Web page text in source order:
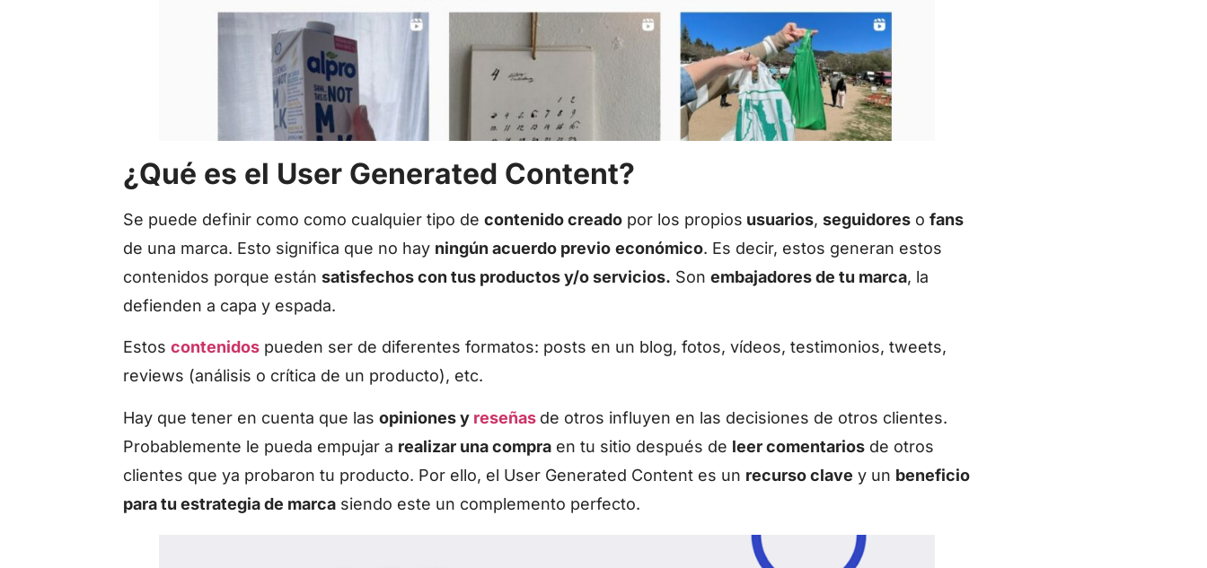
¿Qué es el User Generated Content?
Se puede definir como como cualquier tipo de contenido creadopor los propios usuarios, seguidoreso fans
de una marca. Esto significa que no hay ningún acuerdo previo económico. Es decir, estos generan estos
contenidos porque están satisfechos con tus productos y/o servicios. Son embajadores de tu marca, la
defienden a capa y espada.
Estos contenidospueden ser de diferentes formatos: posts en un blog, fotos, vídeos, testimonios, tweets,
reviews (análisis o crítica de un producto), etc.
Hay que tener en cuenta que las opiniones y reseñas de otros influyen en las decisiones de otros clientes.
Probablemente le pueda empujar a realizar una compraen tu sitio después de leer comentariosde otros
clientes que ya probaron tu producto. Por ello, el User Generated Content es un recurso clave y un beneficio
para tu estrategia de marcasiendo este un complemento perfecto.